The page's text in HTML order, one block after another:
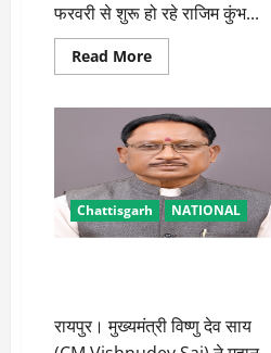
फरवरी से शुरू हो रहे राजिम कुंभ...
Read MoreRead
more
विष्णुदेव
साय
ने
राजिम
कुंभ
कल्प
की
दी
शुभकामनाएं
Chattisgarh NATIONAL
रायपुर। मुख्यमंत्री विष्णु देव साय